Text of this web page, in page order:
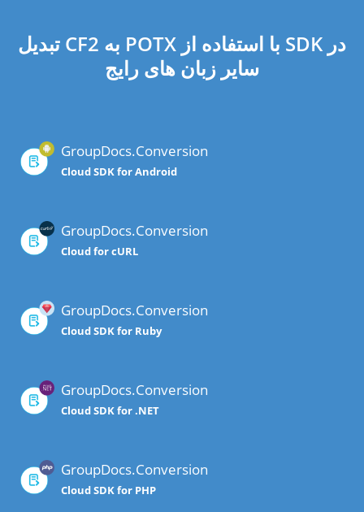
تبدیل CF2 به POTX با استفاده از SDK در
سایر زبان های رایج
GroupDocs.Conversion
Cloud SDK for Android
GroupDocs.Conversion
Cloud for cURL
GroupDocs.Conversion
Cloud SDK for Ruby
GroupDocs.Conversion
Cloud SDK for .NET
GroupDocs.Conversion
Cloud SDK for PHP